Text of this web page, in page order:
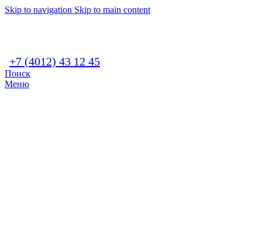
Skip to navigation Skip to main content
+7 (4012) 43 12 45
Поиск
Меню